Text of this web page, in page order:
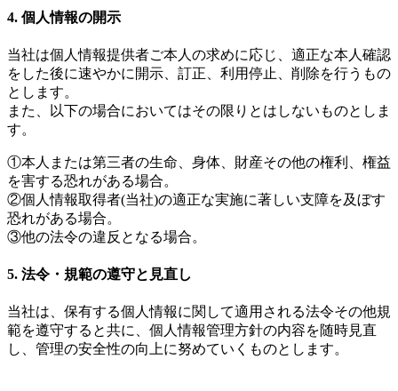
4. 個人情報の開示
当社は個人情報提供者ご本人の求めに応じ、適正な本人確認
をした後に速やかに開示、訂正、利用停止、削除を行うもの
とします。
また、以下の場合においてはその限りとはしないものとしま
す。
①本人または第三者の生命、身体、財産その他の権利、権益
を害する恐れがある場合。
②個人情報取得者(当社)の適正な実施に著しい支障を及ぼす
恐れがある場合。
③他の法令の違反となる場合。
5. 法令・規範の遵守と見直し
当社は、保有する個人情報に関して適用される法令その他規
範を遵守すると共に、個人情報管理方針の内容を随時見直
し、管理の安全性の向上に努めていくものとします。